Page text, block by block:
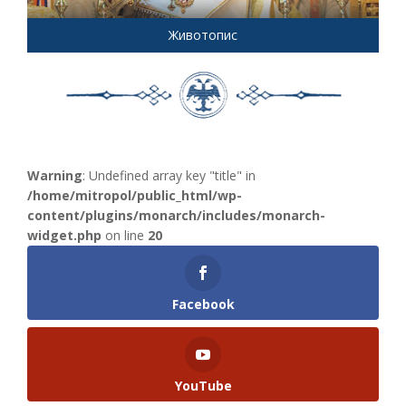
Животопис
Warning: Undefined array key "title" in
/home/mitropol/public_html/wp-
content/plugins/monarch/includes/monarch-
widget.php on line 20
Facebook
YouTube